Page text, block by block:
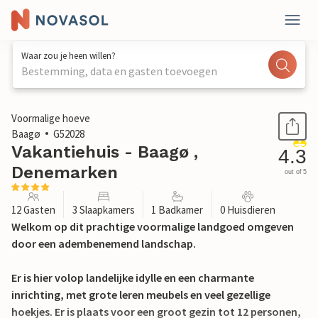
Waar zou je heen willen?
Bestemming, data en gasten toevoegen
1 / 26
Voormalige hoeve
Baagø
G52028
Vakantiehuis - Baagø ,
Denemarken
4.3
out of 5
12 Gasten 3 Slaapkamers 1 Badkamer 0 Huisdieren
Welkom op dit prachtige voormalige landgoed omgeven
door een adembenemend landschap.
Er is hier volop landelijke idylle en een charmante
inrichting, met grote leren meubels en veel gezellige
hoekjes. Er is plaats voor een groot gezin tot 12 personen,